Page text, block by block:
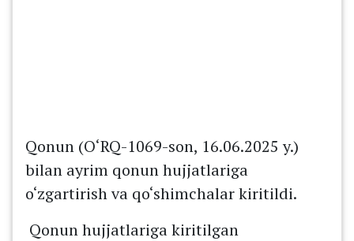
Qonun (O‘RQ-1069-son, 16.06.2025 y.)
bilan ayrim qonun hujjatlariga
o‘zgartirish va qo‘shimchalar kiritildi.
Qonun hujjatlariga kiritilgan